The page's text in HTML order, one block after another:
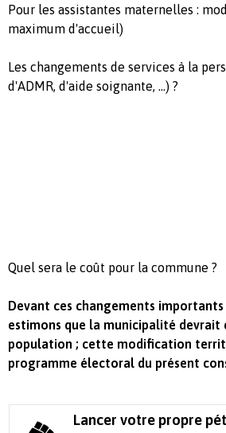
Pour les assistantes maternelles :
maximum d'accueil)
Les changements de services à la
d'ADMR, d'aide soignante, ...) ?
Quel sera le coût pour la commune ?
Devant ces changements
estimons que la municipalité
population ; cette modification
programme électoral du présent
Lancer votre propre